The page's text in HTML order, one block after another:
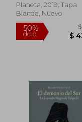
50%
Planeta, 2019, Tapa
Blanda, Nuevo